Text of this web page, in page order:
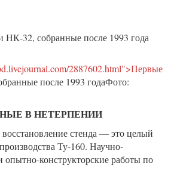
2887602.html">Первые
после 1993 годаФото:
В НЕТЕРПЕНИИ
стенда — это целый
Ту-160. Научно-
опытно-конструкторские работы по